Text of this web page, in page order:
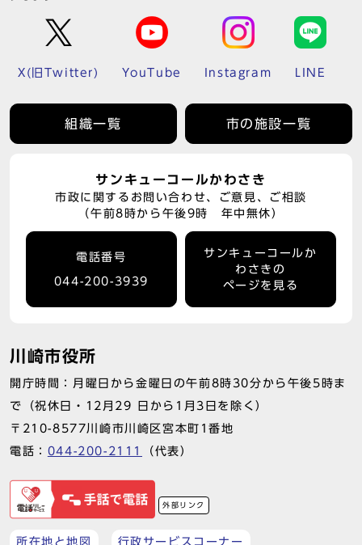
X(旧Twitter) YouTube Instagram LINE
組織一覧 市の施設一覧
サンキューコールかわさき
市政に関するお問い合わせ、ご意見、ご相談
（午前8時から午後9時 年中無休）
電話番号
044-200-3939
サンキューコールか
わさきの
ページを見る
川崎市役所
開庁時間：月曜日から金曜日の午前8時30分から午後5時ま
で（祝休日・12月29 日から1月3日を除く）
〒210-8577川崎市川崎区宮本町1番地
電話： 044-200-2111 （代表）
外部リンク
所在地と地図 行政サービスコーナー